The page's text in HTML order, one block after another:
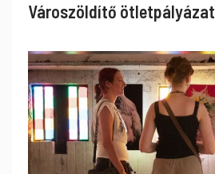
Városzöldítő ötletpályázat